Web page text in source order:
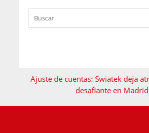
Ajuste de cuentas: Swiatek deja
desafiante en Madrid